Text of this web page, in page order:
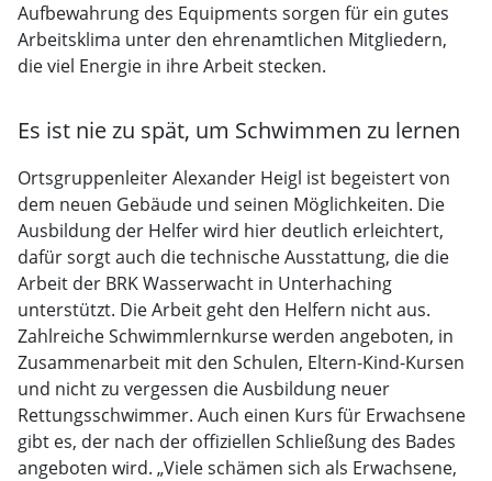
Aufbewahrung des Equipments sorgen für ein gutes
Arbeitsklima unter den ehrenamtlichen Mitgliedern,
die viel Energie in ihre Arbeit stecken.
Es ist nie zu spät, um Schwimmen zu lernen
Ortsgruppenleiter Alexander Heigl ist begeistert von
dem neuen Gebäude und seinen Möglichkeiten. Die
Ausbildung der Helfer wird hier deutlich erleichtert,
dafür sorgt auch die technische Ausstattung, die die
Arbeit der BRK Wasserwacht in Unterhaching
unterstützt. Die Arbeit geht den Helfern nicht aus.
Zahlreiche Schwimmlernkurse werden angeboten, in
Zusammenarbeit mit den Schulen, Eltern-Kind-Kursen
und nicht zu vergessen die Ausbildung neuer
Rettungsschwimmer. Auch einen Kurs für Erwachsene
gibt es, der nach der offiziellen Schließung des Bades
angeboten wird. „Viele schämen sich als Erwachsene,